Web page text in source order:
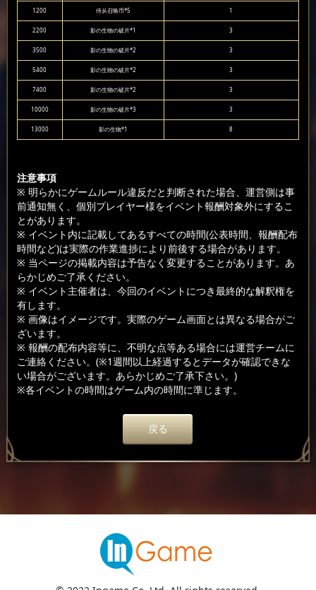
1200 侍从召唤币*5 1
2200 影の生物の破片*1 3
3500 影の生物の破片*2 3
5400 影の生物の破片*2 3
7400 影の生物の破片*2 3
10000 影の生物の破片*3 3
13000 影の生物*1 8
注意事項
※ 明らかにゲームルール違反だと判断された場合、運営側は事
前通知無く、個別プレイヤー様をイベント報酬対象外にするこ
とがあります。
※ イベント内に記載してあるすべての時間(公表時間、報酬配布
時間など)は実際の作業進捗により前後する場合があります。
※ 当ページの掲載内容は予告なく変更することがあります。あ
らかじめご了承ください。
※ イベント主催者は、今回のイベントにつき最終的な解釈権を
有します。
※ 画像はイメージです。実際のゲーム画面とは異なる場合がご
ざいます。
※ 報酬の配布内容等に、不明な点等ある場合には運営チームに
ご連絡ください。(※1週間以上経過するとデータが確認できな
い場合がございます。あらかじめご了承下さい。)
※各イベントの時間はゲーム内の時間に準じます。
戻る